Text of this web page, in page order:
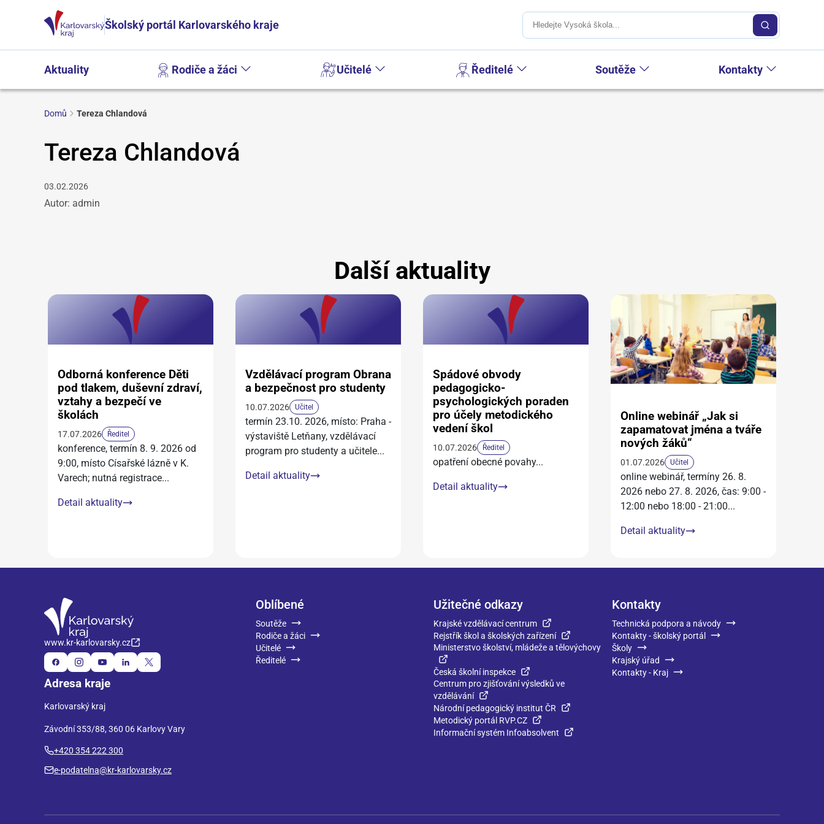
Školský portál Karlovarského kraje
Aktuality Rodiče a žáci Učitelé Ředitelé Soutěže Kontakty
Domů Tereza Chlandová
Tereza Chlandová
03.02.2026
Autor: admin
Další aktuality
Odborná konference Děti
pod tlakem, duševní zdraví,
vztahy a bezpečí ve
školách
17.07.2026 Ředitel
konference, termín 8. 9. 2026 od
9:00, místo Císařské lázně v K.
Varech; nutná registrace...
Detail aktuality
Vzdělávací program Obrana
a bezpečnost pro studenty
10.07.2026 Učitel
termín 23.10. 2026, místo: Praha -
výstaviště Letňany, vzdělávací
program pro studenty a učitele...
Detail aktuality
Spádové obvody
pedagogicko-
psychologických poraden
pro účely metodického
vedení škol
10.07.2026 Ředitel
opatření obecné povahy...
Detail aktuality
Online webinář „Jak si
zapamatovat jména a tváře
nových žáků“
01.07.2026 Učitel
online webinář, termíny 26. 8.
2026 nebo 27. 8. 2026, čas: 9:00 -
12:00 nebo 18:00 - 21:00...
Detail aktuality
www.kr-karlovarsky.cz
Adresa kraje
Karlovarský kraj
Závodní 353/88, 360 06 Karlovy Vary
+420 354 222 300
e-podatelna@kr-karlovarsky.cz
Oblíbené
Soutěže
Rodiče a žáci
Učitelé
Ředitelé
Užitečné odkazy
Krajské vzdělávací centrum
Rejstřík škol a školských zařízení
Ministerstvo školství, mládeže a tělovýchovy
Česká školní inspekce
Centrum pro zjišťování výsledků ve
vzdělávání
Národní pedagogický institut ČR
Metodický portál RVP.CZ
Informační systém Infoabsolvent
Kontakty
Technická podpora a návody
Kontakty - školský portál
Školy
Krajský úřad
Kontakty - Kraj